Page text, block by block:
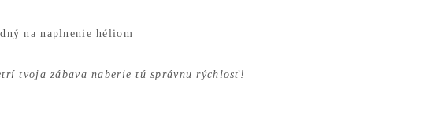
na naplnenie héliom
tvoja zábava naberie tú správnu rýchlosť!